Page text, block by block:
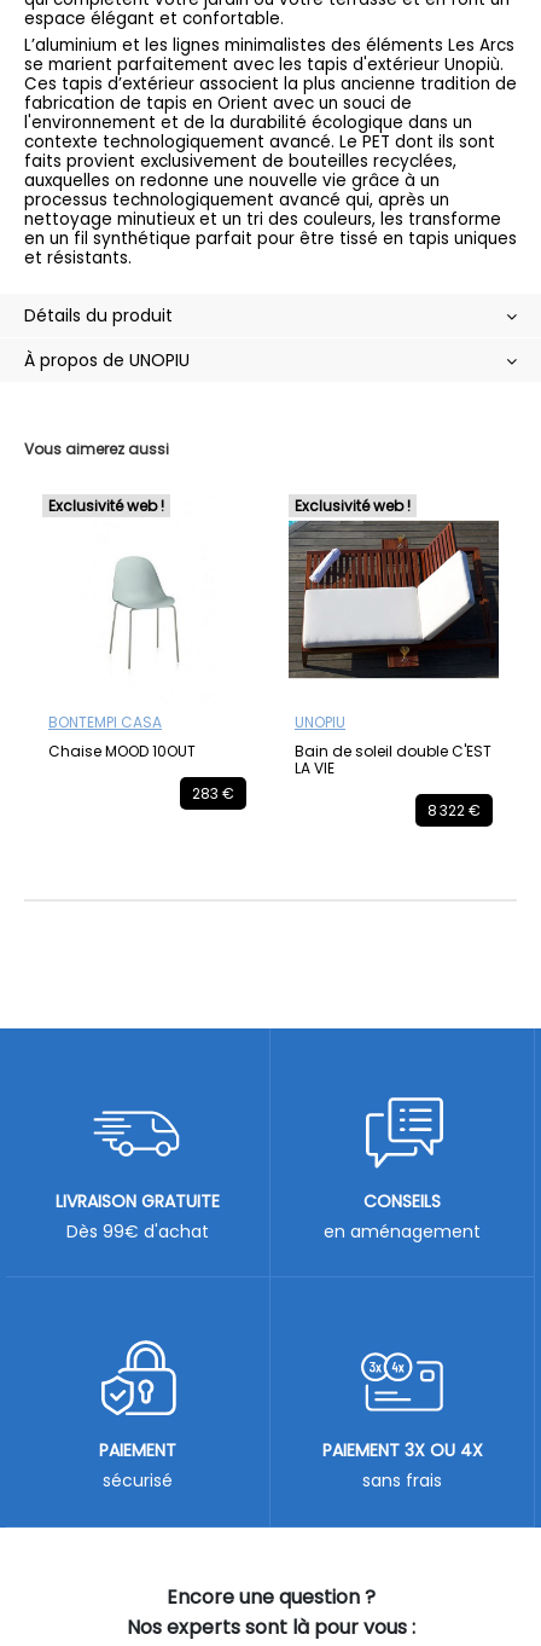
Vous aimerez aussi
Exclusivité web !
BONTEMPI CASA
Chaise MOOD 10OUT
283 €
Exclusivité web !
UNOPIU
Bain de soleil double C'EST
LA VIE
8 322 €
espace élégant et confortable.
L’aluminium et les lignes minimalistes des éléments Les Arcs
se marient parfaitement avec les tapis d'extérieur Unopiù.
Ces tapis d’extérieur associent la plus ancienne tradition de
fabrication de tapis en Orient avec un souci de
l'environnement et de la durabilité écologique dans un
contexte technologiquement avancé. Le PET dont ils sont
faits provient exclusivement de bouteilles recyclées,
auxquelles on redonne une nouvelle vie grâce à un
processus technologiquement avancé qui, après un
nettoyage minutieux et un tri des couleurs, les transforme
en un fil synthétique parfait pour être tissé en tapis uniques
et résistants.
Détails du produit
À propos de UNOPIU
Encore une question ?
Nos experts sont là pour vous :
LIVRAISON GRATUITE
Dès 99€ d'achat
CONSEILS
en aménagement
PAIEMENT
sécurisé
PAIEMENT 3X OU 4X
sans frais